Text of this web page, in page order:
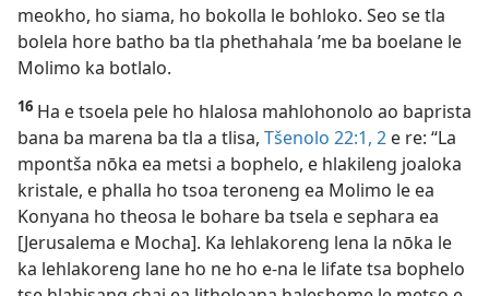
meokho, ho siama, ho bokolla le bohloko. Seo se tla
bolela hore batho ba tla phethahala ’me ba boelane le
Molimo ka botlalo.
16 Ha e tsoela pele ho hlalosa mahlohonolo ao baprista
bana ba marena ba tla a tlisa, Tšenolo 22:1, 2 e re: “La
mpontša nōka ea metsi a bophelo, e hlakileng joaloka
kristale, e phalla ho tsoa teroneng ea Molimo le ea
Konyana ho theosa le bohare ba tsela e sephara ea
[Jerusalema e Mocha]. Ka lehlakoreng lena la nōka le
ka lehlakoreng lane ho ne ho e-na le lifate tsa bophelo